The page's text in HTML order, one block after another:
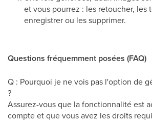
et vous pourrez : les retoucher, les
enregistrer ou les supprimer.
Questions fréquemment posées (FAQ)
Q : Pourquoi je ne vois pas l'option de
?
Assurez-vous que la fonctionnalité est
compte et que vous avez les droits